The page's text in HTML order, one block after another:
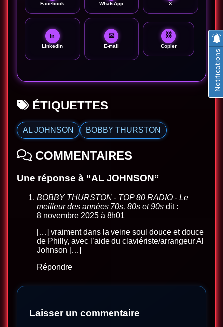
Facebook WhatsApp X
in
LinkedIn
✉
E-mail
⛓
Copier
ÉTIQUETTES
AL JOHNSON BOBBY THURSTON
COMMENTAIRES
Une réponse à “AL JOHNSON”
BOBBY THURSTON - TOP 80 RADIO - Le
meilleur des années 70s, 80s et 90s dit :
8 novembre 2025 à 8h01
[…] vraiment dans la veine soul douce et douce
de Philly, avec l’aide du claviériste/arrangeur Al
Johnson […]
Répondre
Laisser un commentaire
Notifications